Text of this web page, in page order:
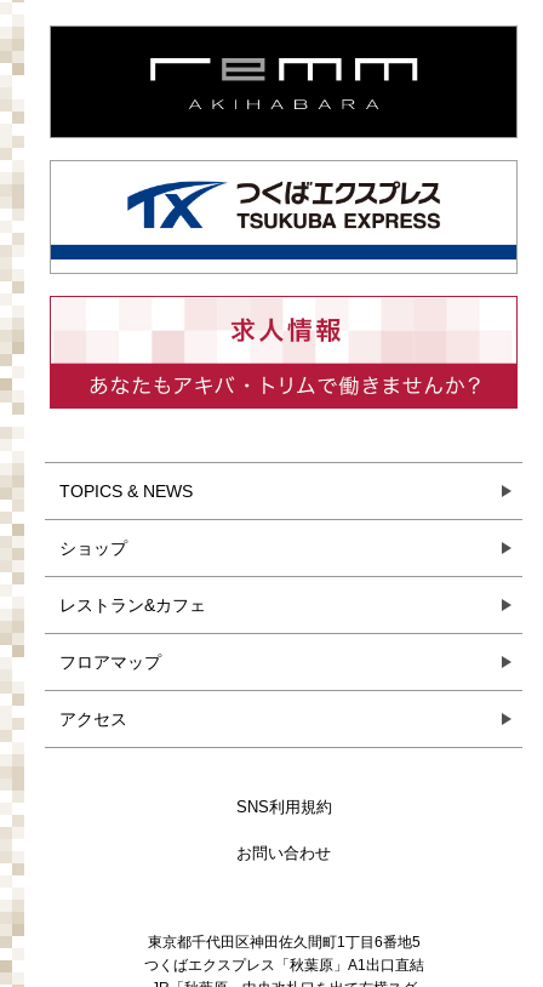
TOPICS & NEWS
ショップ
レストラン&カフェ
フロアマップ
アクセス
SNS利用規約
お問い合わせ
東京都千代田区神田佐久間町1丁目6番地5
つくばエクスプレス「秋葉原」A1出口直結